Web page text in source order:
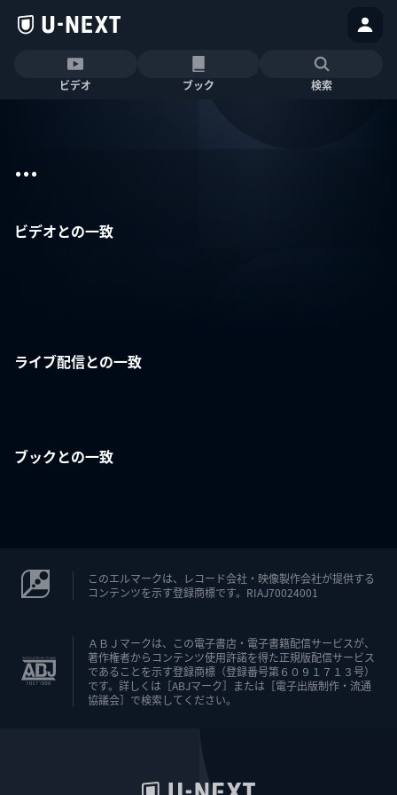
ビデオ ブック 検索
...
ビデオとの一致
ライブ配信との一致
ブックとの一致
このエルマークは、レコード会社・映像製作会社が提供する
コンテンツを示す登録商標です。RIAJ70024001
ＡＢＪマークは、この電子書店・電子書籍配信サービスが、
著作権者からコンテンツ使用許諾を得た正規版配信サービス
であることを示す登録商標（登録番号第６０９１７１３号）
です。詳しくは［ABJマーク］または［電子出版制作・流通
協議会］で検索してください。